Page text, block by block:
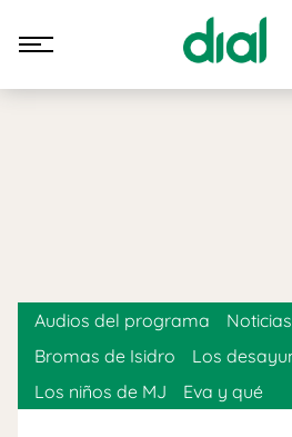
Audios del programa Noticias
Bromas de Isidro
Los
Los niños de MJ
Eva y qué